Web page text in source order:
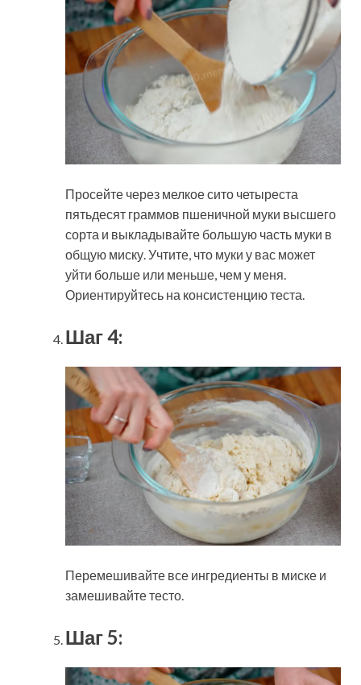
Просейте через мелкое сито четыреста
пятьдесят граммов пшеничной муки высшего
сорта и выкладывайте большую часть муки в
общую миску. Учтите, что муки у вас может
уйти больше или меньше, чем у меня.
Ориентируйтесь на консистенцию теста.
Шаг 4:
Перемешивайте все ингредиенты в миске и
замешивайте тесто.
Шаг 5: